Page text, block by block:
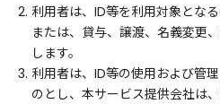
2. 利用者は、ID等を利用対象とな
または、貸与、譲渡、名義変更
します。
3. 利用者は、ID等の使用および管
のとし、本サービス提供会社は